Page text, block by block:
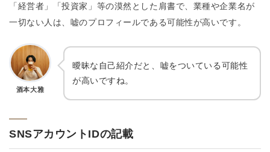
「経営者」「投資家」等の漠然とした肩書で、業種や企業名が
一切ない人は、嘘のプロフィールである可能性が高いです。
酒本大雅
曖昧な自己紹介だと、嘘をついている可能性
が高いですね。
SNSアカウントIDの記載